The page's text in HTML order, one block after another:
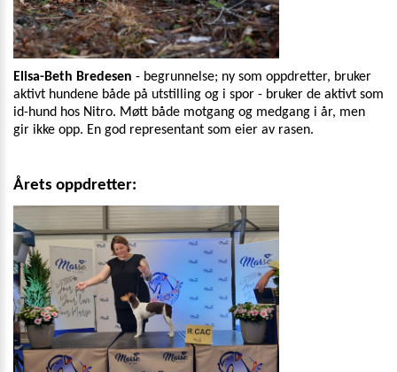
Elisa-Beth Bredesen - begrunnelse; ny som oppdretter, bruker
aktivt hundene både på utstilling og i spor - bruker de aktivt som
id-hund hos Nitro. Møtt både motgang og medgang i år, men
gir ikke opp. En god representant som eier av rasen.
Årets oppdretter: